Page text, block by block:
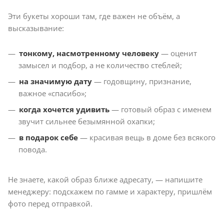
Эти букеты хороши там, где важен не объём, а
высказывание:
тонкому, насмотренному человеку — оценит
замысел и подбор, а не количество стеблей;
на значимую дату — годовщину, признание,
важное «спасибо»;
когда хочется удивить — готовый образ с именем
звучит сильнее безымянной охапки;
в подарок себе — красивая вещь в доме без всякого
повода.
Не знаете, какой образ ближе адресату, — напишите
менеджеру: подскажем по гамме и характеру, пришлём
фото перед отправкой.